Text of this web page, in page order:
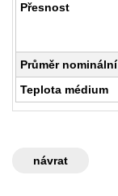
Přesnost
Průměr nominální
Teplota médium
návrat